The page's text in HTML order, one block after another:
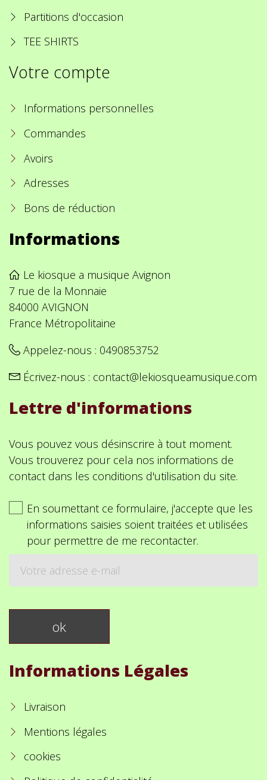
Partitions d'occasion
TEE SHIRTS
Votre compte
Informations personnelles
Commandes
Avoirs
Adresses
Bons de réduction
Informations
Le kiosque a musique Avignon
7 rue de la Monnaie
84000 AVIGNON
France Métropolitaine
Appelez-nous : 0490853752
Écrivez-nous : contact@lekiosqueamusique.com
Lettre d'informations
Vous pouvez vous désinscrire à tout moment.
Vous trouverez pour cela nos informations de
contact dans les conditions d'utilisation du site.
En soumettant ce formulaire, j'accepte que les
informations saisies soient traitées et utilisées
pour permettre de me recontacter.
Informations Légales
Livraison
Mentions légales
cookies